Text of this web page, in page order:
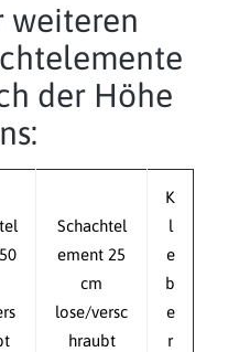
weiteren
der Höhe
Schachtel
ement 25
cm
lose/versc
hraubt
K
l
e
b
e
r